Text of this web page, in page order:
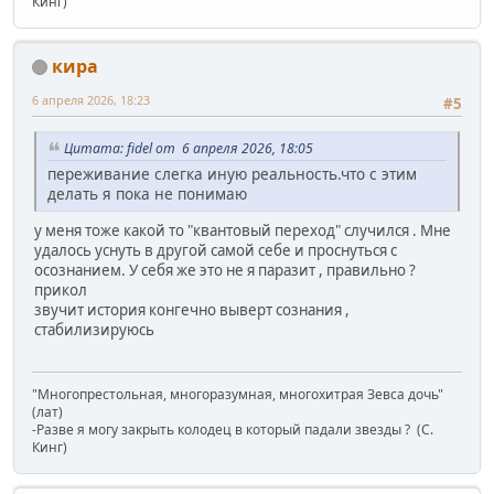
кира
#5
6 апреля 2026, 18:23
Цитата: fidel от 6 апреля 2026, 18:05
переживание слегка иную реальность.что с этим
делать я пока не понимаю
у меня тоже какой то "квантовый переход" случился . Мне
удалось уснуть в другой самой себе и проснуться с
осознанием. У себя же это не я паразит , правильно ?
прикол
звучит история конгечно выверт сознания ,
стабилизируюсь
"Многопрестольная, многоразумная, многохитрая Зевса дочь"
(лат)
-Разве я могу закрыть колодец в который падали звезды ? (C.
Кинг)